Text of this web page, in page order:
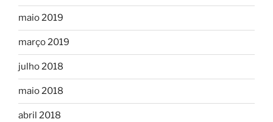
maio 2019
março 2019
julho 2018
maio 2018
abril 2018